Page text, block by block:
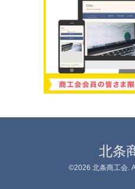
北条
©2026 北条商工会.